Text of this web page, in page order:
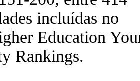
incluídas no
Education
Rankings.